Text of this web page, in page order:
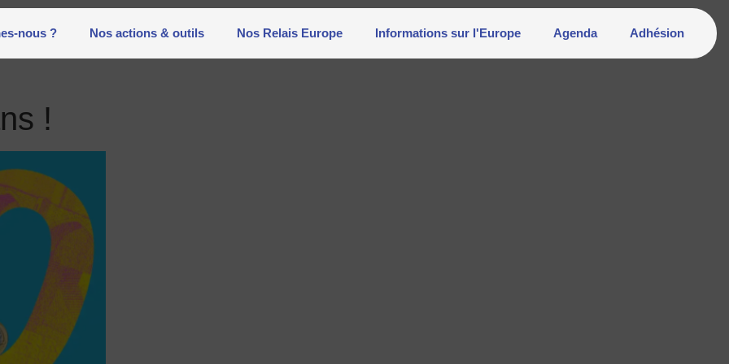
nous ? Nos actions & outils Nos Relais Europe Informations sur l'Europe Agenda Adhésion
!